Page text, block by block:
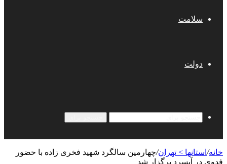
سلامت
دولت
خانه/ استانها > تهران/چهارمین سالگرد شهید فخری زاده با حضور
فدوی در آبسرد برگزار شد